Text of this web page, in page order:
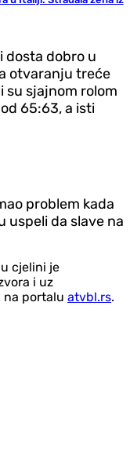
dosta dobro u
otvaranju treće
su sjajnom rolom
65:63, a isti
problem kada
uspeli da slave na
cjelini je
i uz
na portalu atvbl.rs.